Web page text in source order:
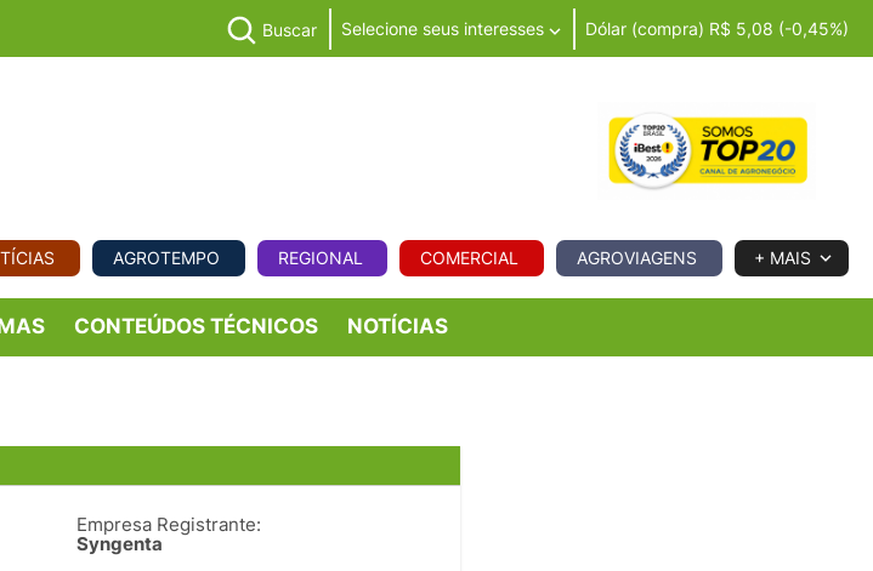
AGROVIAGENS PECUÁRIA
Buscar Selecione seus interesses Dólar (compra) R$ 5,08 (-0,45%)
AGROTEMPO REGIONAL COMERCIAL AGROVIAGENS + MAIS
CONTEÚDOS TÉCNICOS NOTÍCIAS
Empresa Registrante:
Syngenta